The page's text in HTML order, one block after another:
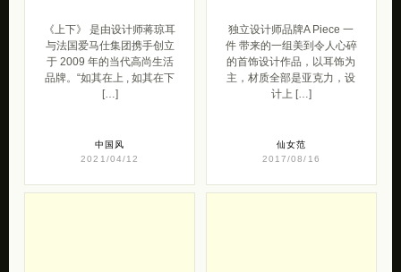
《上下》 是由设计师蒋琼耳
与法国爱马仕集团携手创立
于 2009 年的当代高尚生活
品牌。“如其在上 , 如其在下
[…]
中国风
2021/04/12
独立设计师品牌A Piece 一
件 带来的一组美到令人心碎
的首饰设计作品，以耳饰为
主，材质全部是亚克力，设
计上 […]
仙女范
2017/08/16